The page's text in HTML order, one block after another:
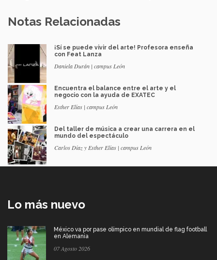
Notas Relacionadas
¡Sí se puede vivir del arte! Profesora enseña
con Feat Lanza
Daniela Durán | campus León
Encuentra el balance entre el arte y el
negocio con la ayuda de EXATEC
Esther Elías | campus León
Del taller de música a crear una carrera en el
mundo del espectáculo
Carlos Díaz y Esther Elías | campus León
Lo más nuevo
México va por pase olímpico en mundial de flag football
en Alemania
07 Agosto 2026